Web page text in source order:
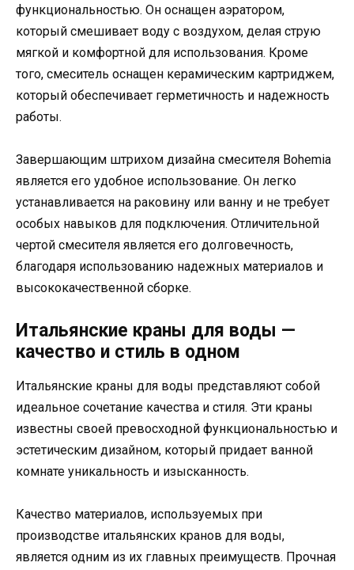
функциональностью. Он оснащен аэратором,
который смешивает воду с воздухом, делая струю
мягкой и комфортной для использования. Кроме
того, смеситель оснащен керамическим картриджем,
который обеспечивает герметичность и надежность
работы.
Завершающим штрихом дизайна смесителя Bohemia
является его удобное использование. Он легко
устанавливается на раковину или ванну и не требует
особых навыков для подключения. Отличительной
чертой смесителя является его долговечность,
благодаря использованию надежных материалов и
высококачественной сборке.
Итальянские краны для воды —
качество и стиль в одном
Итальянские краны для воды представляют собой
идеальное сочетание качества и стиля. Эти краны
известны своей превосходной функциональностью и
эстетическим дизайном, который придает ванной
комнате уникальность и изысканность.
Качество материалов, используемых при
производстве итальянских кранов для воды,
является одним из их главных преимуществ. Прочная